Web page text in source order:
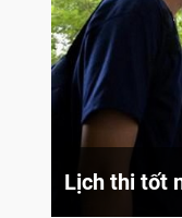
Lịch thi tốt